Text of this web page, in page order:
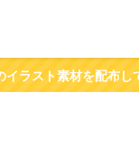
イラスト素材を配布し